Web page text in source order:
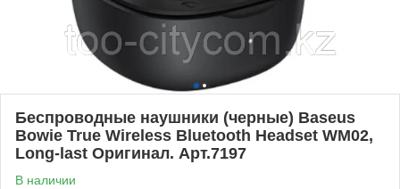
Беспроводные наушники (черные) Baseus
Bowie True Wireless Bluetooth Headset WM02,
Long-last Оригинал. Арт.7197
В наличии